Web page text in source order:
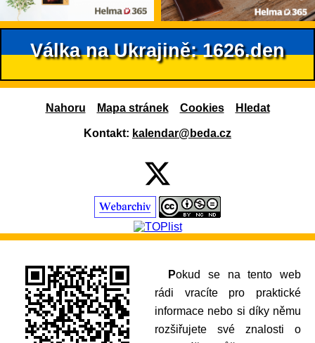
Válka na Ukrajině: 1626.den
Nahoru Mapa stránek Cookies Hledat
Kontakt: kalendar@beda.cz
Pokud se na tento web
rádi vracíte pro praktické
informace nebo si díky němu
rozšiřujete své znalosti o